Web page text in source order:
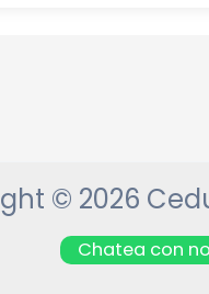
© 2026
Chatea con